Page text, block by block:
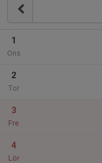
1
Ons
2
Tor
3
Fre
4
Lör